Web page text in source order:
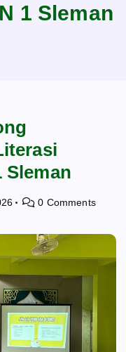
1 Sleman
Sleman
0 Comments